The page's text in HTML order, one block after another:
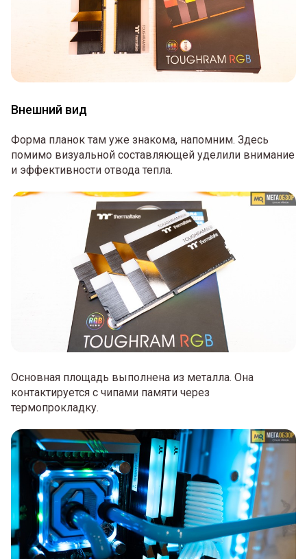
Внешний вид
Форма планок там уже знакома, напомним. Здесь
помимо визуальной составляющей уделили внимание
и эффективности отвода тепла.
Основная площадь выполнена из металла. Она
контактируется с чипами памяти через
термопрокладку.